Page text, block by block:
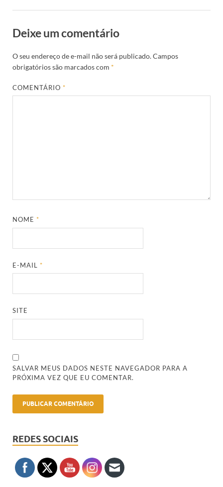
Deixe um comentário
O seu endereço de e-mail não será publicado.Campos
obrigatórios são marcados com *
COMENTÁRIO*
NOME*
E-MAIL*
SITE
SALVAR MEUS DADOS NESTE NAVEGADOR PARA A
PRÓXIMA VEZ QUE EU COMENTAR.
REDES SOCIAIS